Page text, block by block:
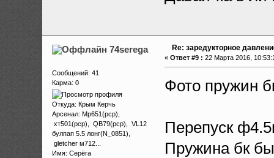
74serega
Сообщений: 41
Карма: 0
Откуда: Крым Керчь
Арсенал: Мр651(рср),
хт501(рср), QB79(рср), VL12
булпап 5.5 лонг(N_0851),
gletcher м712...
Имя: Серёга
Re: заредукторное
« Ответ #9 : 22 Марта 2016,
Фото пружин
Перепуск
Пружина бк